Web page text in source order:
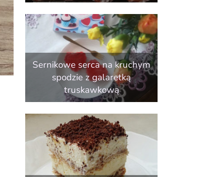
Sernikowe serca na kruchym
spodzie z galaretką
truskawkową